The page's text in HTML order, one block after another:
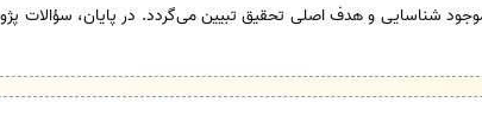
شناسایی و هدف اصلی تحقیق تبیین می‌گردد. در پایان، سؤالات